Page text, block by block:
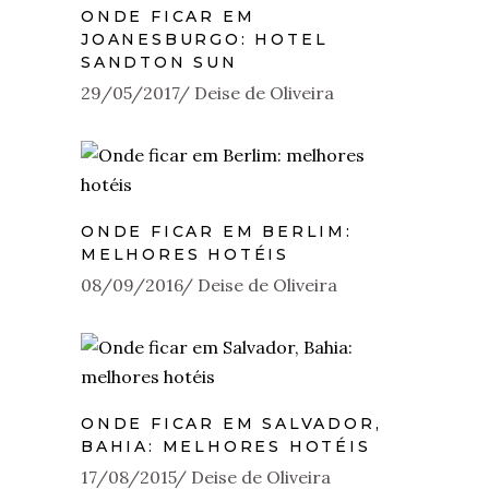
ONDE FICAR EM
JOANESBURGO: HOTEL
SANDTON SUN
29/05/2017 Deise de Oliveira
ONDE FICAR EM BERLIM:
MELHORES HOTÉIS
08/09/2016 Deise de Oliveira
ONDE FICAR EM SALVADOR,
BAHIA: MELHORES HOTÉIS
17/08/2015 Deise de Oliveira